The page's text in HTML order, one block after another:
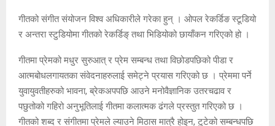
गीतको संगीत संयोजन विश्व अधिकारीले गरेका हुन् । ओपल रेकर्डिङ स्टूडियो
र अन्तरा स्टुडियोमा गीतको रेकर्डिङ् तथा भिडियोको छायाँकन गरिएको हो ।
गीतमा प्रेमको मधुर सुरुआत् र प्रेम सम्बन्ध तथा विछोडपछिको पीडा र
आत्मबोधलगायतका संवेदनाहरुलाई समेट्ने प्रयास गरिएको छ । प्रेममा पर्ने
युवायुवतीहरुको भावना, ब्रेकअपपछि आउने मनोवैज्ञानिक उतरचढाव र
पछुतोको गहिरो अनुभूतिलाई गीतमा कलात्मक ढंगले प्रस्तुत गरिएको छ ।
गीतको शब्द र संगीतमा प्रेमले ल्याउने मिठास मात्रै होइन, टुटेको सम्बन्धपछि